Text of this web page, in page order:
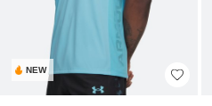
NEW